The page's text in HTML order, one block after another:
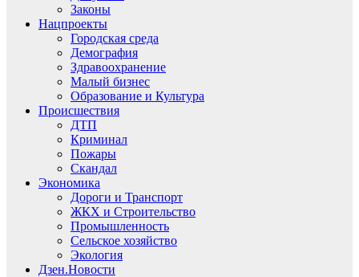
Законы
Нацпроекты
Городская среда
Демография
Здравоохранение
Малый бизнес
Образование и Культура
Происшествия
ДТП
Криминал
Пожары
Скандал
Экономика
Дороги и Транспорт
ЖКХ и Строительство
Промышленность
Сельское хозяйство
Экология
Дзен.Новости